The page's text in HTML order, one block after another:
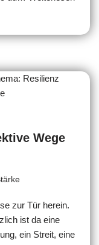
Wege
zur Tür herein.
ist da eine
ein Streit, eine